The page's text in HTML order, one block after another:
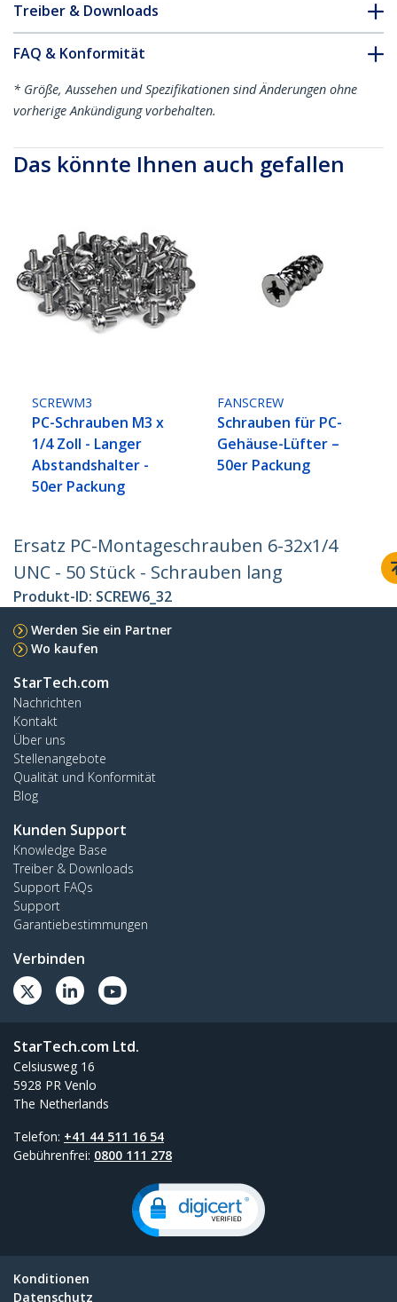
Treiber & Downloads
FAQ & Konformität
* Größe, Aussehen und Spezifikationen sind Änderungen ohne
vorherige Ankündigung vorbehalten.
Das könnte Ihnen auch gefallen
SCREWM3
PC-Schrauben M3 x
1/4 Zoll - Langer
Abstandshalter -
50er Packung
FANSCREW
Schrauben für PC-
Gehäuse-Lüfter –
50er Packung
Ersatz PC-Montageschrauben 6-32x1/4
UNC - 50 Stück - Schrauben lang
Produkt-ID: SCREW6_32
Werden Sie ein Partner
Wo kaufen
StarTech.com
Nachrichten
Kontakt
Über uns
Stellenangebote
Qualität und Konformität
Blog
Kunden Support
Knowledge Base
Treiber & Downloads
Support FAQs
Support
Garantiebestimmungen
Verbinden
StarTech.com Ltd.
Celsiusweg 16
5928 PR Venlo
The Netherlands
Telefon: +41 44 511 16 54
Gebührenfrei: 0800 111 278
Konditionen
Datenschutz